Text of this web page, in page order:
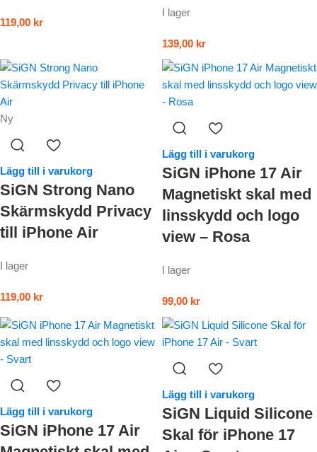
119,00 kr
I lager
139,00 kr
Ny
Lägg till i varukorg
SiGN Strong Nano
Skärmskydd Privacy
till iPhone Air
I lager
119,00 kr
Lägg till i varukorg
SiGN iPhone 17 Air
Magnetiskt skal med
linsskydd och logo
view – Rosa
I lager
99,00 kr
Lägg till i varukorg
SiGN iPhone 17 Air
Lägg till i varukorg
SiGN Liquid Silicone
Skal för iPhone 17